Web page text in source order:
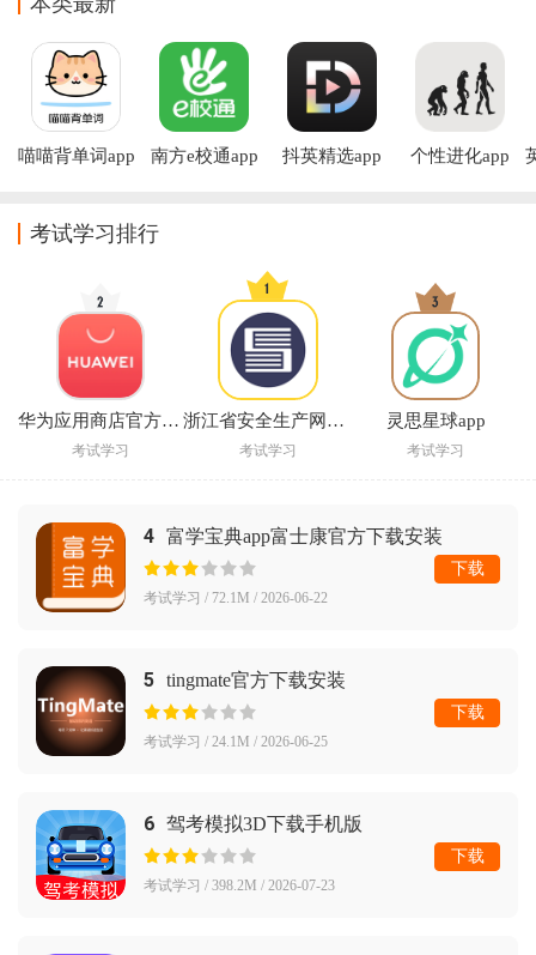
喵喵背单词app
南方e校通app 抖英精选app 个性进化app
考试学习排行
华为应用商店官方下载安装(华为应用市场)
考试学习
浙江省安全生产网络学院官方下载
考试学习
灵思星球app
考试学习
4 富学宝典app富士康官方下载安装
考试学习 / 72.1M / 2026-06-22
下载
5 tingmate官方下载安装
考试学习 / 24.1M / 2026-06-25
下载
6 驾考模拟3D下载手机版
考试学习 / 398.2M / 2026-07-23
下载